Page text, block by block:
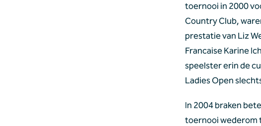
toernooi in 2000
Country Club,
prestatie van Liz
Francaise Karine
speelster erin de
Ladies Open
In 2004 braken
toernooi wederom